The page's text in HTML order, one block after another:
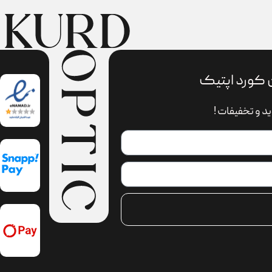
کورد اپتیک
و تخفیفات !